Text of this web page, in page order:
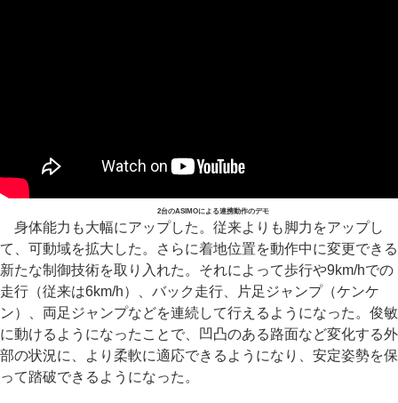
2台のASIMOによる連携動作のデモ
身体能力も大幅にアップした。従来よりも脚力をアップし
て、可動域を拡大した。さらに着地位置を動作中に変更できる
新たな制御技術を取り入れた。それによって歩行や9km/hでの
走行（従来は6km/h）、バック走行、片足ジャンプ（ケンケ
ン）、両足ジャンプなどを連続して行えるようになった。俊敏
に動けるようになったことで、凹凸のある路面など変化する外
部の状況に、より柔軟に適応できるようになり、安定姿勢を保
って踏破できるようになった。